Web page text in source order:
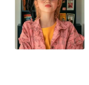
AI 배경
사진 복원